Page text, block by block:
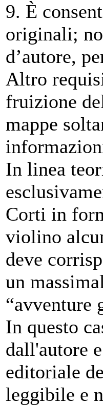
9. È
originali;
d’autore,
Altro
fruizione
mappe
In linea
Corti in
violino
deve
un
“avventure
In questo
dall'autore
editoriale
leggibile e